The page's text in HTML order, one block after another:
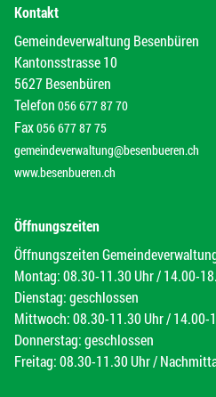
Kontakt
Gemeindeverwaltung Besenbüren
Kantonsstrasse 10
5627 Besenbüren
Telefon 056 677 87 70
Fax056 677 87 75
gemeindeverwaltung@besenbueren.ch
www.besenbueren.ch
Öffnungszeiten
Öffnungszeiten
Montag: 08.30-11.30 Uhr / 14.00-
Dienstag: geschlossen
Mittwoch: 08.30-11.30 Uhr / 14.00-
Donnerstag: geschlossen
Freitag: 08.30-11.30 Uhr /